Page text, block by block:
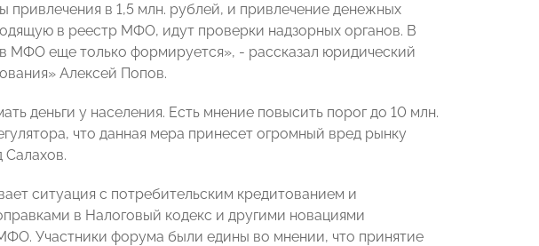
привлечения в 1,5 млн. рублей, и привлечение денежных
в реестр МФО, идут проверки надзорных органов. В
МФО еще только формируется», - рассказал юридический
Алексей Попов.
деньги у населения. Есть мнение повысить порог до 10 млн.
что данная мера принесет огромный вред рынку
ситуация с потребительским кредитованием и
в Налоговый кодекс и другими новациями
Участники форума были едины во мнении, что принятие